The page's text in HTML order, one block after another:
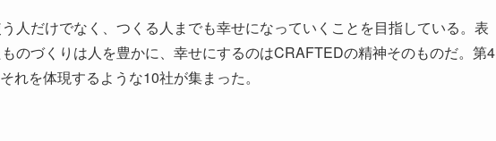
人だけでなく、つくる人までも幸せになっていくことを目指している。表
のづくりは人を豊かに、幸せにするのはCRAFTEDの精神そのものだ。第4
を体現するような10社が集まった。